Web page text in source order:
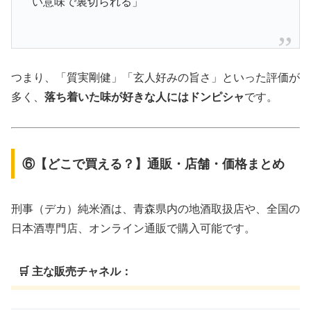
つまり、「質実剛健」「玄人好みの旨さ」といった評価が
多く、 落ち着いた味が好きな人にはドンピシャです。
⑥【どこで買える？】通販・店舗・価格まとめ
刑事（デカ）純米酒は、青森県内の地酒取扱店や、全国の
日本酒専門店、オンライン通販で購入可能です。
🛒 主な販売チャネル：